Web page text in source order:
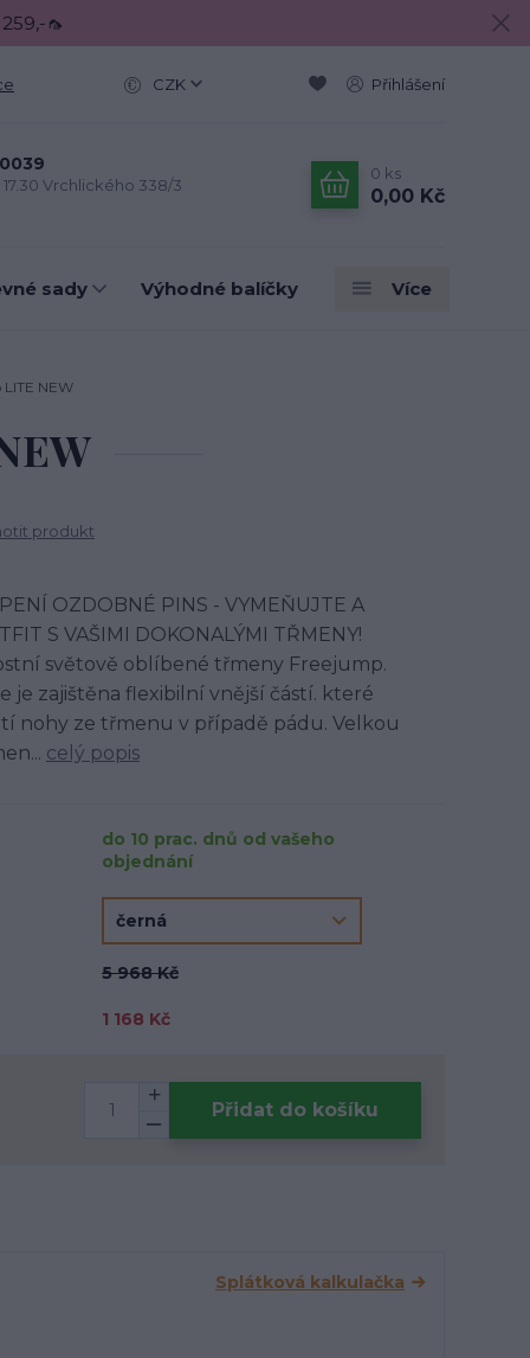
🦟
CZK Přihlášení
17.30 Vrchlického 338/3
0 ks
0,00 Kč
sady Výhodné balíčky Více
NEW
produkt
OZDOBNÉ PINS - VYMEŇUJTE A
S VAŠIMI DOKONALÝMI TŘMENY!
světově oblíbené třmeny Freejump.
je zajištěna flexibilní vnější částí. které
nohy ze třmenu v případě pádu. Velkou
celý popis
do 10 prac. dnů od vašeho
objednání
5 968 Kč
1 168 Kč
Přidat do košíku
Splátková kalkulačka